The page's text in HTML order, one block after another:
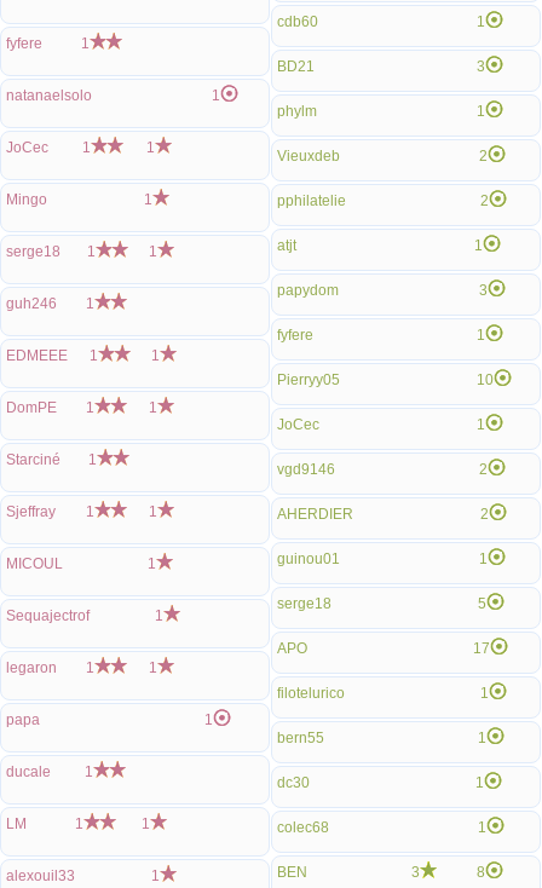
fyfere 1
natanaelsolo 1
JoCec 1 1
Mingo 1
serge18 1 1
guh246 1
EDMEEE 1 1
DomPE 1 1
Starciné 1
Sjeffray 1 1
MICOUL 1
Sequajectrof 1
legaron 1 1
papa 1
ducale 1
LM 1 1
alexouil33 1
cdb60 1
BD21 3
phylm 1
Vieuxdeb 2
pphilatelie 2
atjt 1
papydom 3
fyfere 1
Pierryy05 10
JoCec 1
vgd9146 2
AHERDIER 2
guinou01 1
serge18 5
APO 17
filotelurico 1
bern55 1
dc30 1
colec68 1
BEN 3 8